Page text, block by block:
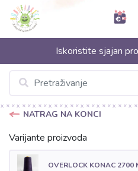
Iskoristite sjajan
NATRAG NA KONCI
Varijante proizvoda
OVERLOCK KONAC 2700